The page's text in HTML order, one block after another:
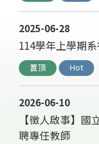
2025-06-28
114學年上學期
置頂 Hot
2026-06-10
【徵人啟事】
聘專任教師